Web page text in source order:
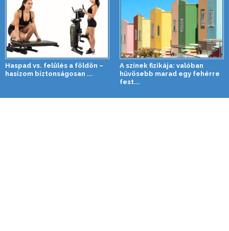
Haspad vs. felülés a földön –
hasizom biztonságosan ...
A színek fizikája: valóban
hűvösebb marad egy fehérre
fest...